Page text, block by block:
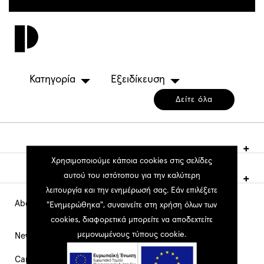
προς
περιεχόμενοΚατηγορία Εξειδίκευση
Δείτε όλα
Χρησιμοποιούμε κάποια cookies στις σελίδες
αυτού του ιστότοπου για την καλύτερη
λειτουργία και την ενημέρωσή σας. Εάν επιλέξετε
"Ενημερώθηκα", συναινείτε στη χρήση όλων των
cookies, διαφορετικά μπορείτε να αποδεχτείτε
μεμονωμένους τύπους cookie.
Main
Navigation
About PEOPLE
News
Career